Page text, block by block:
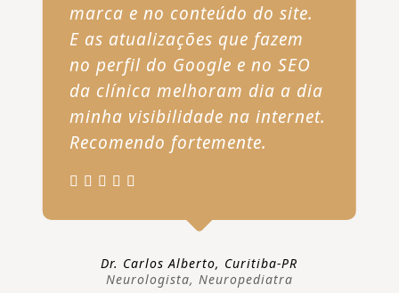
marca e no conteúdo do site.
E as atualizações que fazem
no perfil do Google e no SEO
da clínica melhoram dia a dia
minha visibilidade na internet.
Recomendo fortemente.
Dr. Carlos Alberto, Curitiba-PR
Neurologista, Neuropediatra